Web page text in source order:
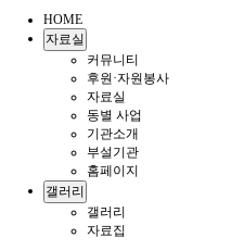
HOME
자료실
커뮤니티
후원·자원봉사
자료실
동별 사업
기관소개
부설기관
홈페이지
갤러리
갤러리
자료집